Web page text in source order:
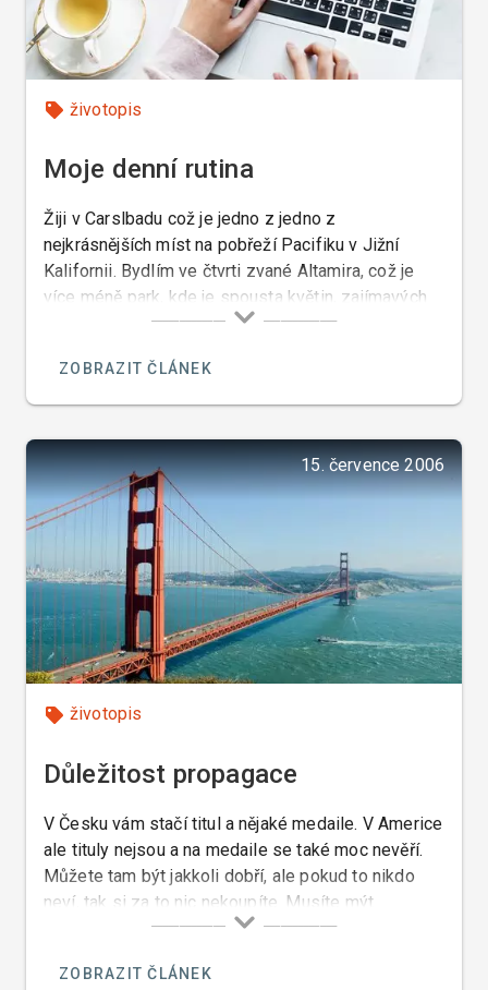
životopis
Moje denní rutina
Žiji v Carslbadu což je jedno z jedno z
nejkrásnějších míst na pobřeží Pacifiku v Jižní
Kalifornii. Bydlím ve čtvrti zvané Altamira, což je
více méně park, kde je spousta květin, zajímavých
palem, stromů a keřů, takže se ta čtvrť dá nazvat
lidem, ale i všem zvířatům.
ZOBRAZIT ČLÁNEK
15. července 2006
životopis
Důležitost propagace
V Česku vám stačí titul a nějaké medaile. V Americe
ale tituly nejsou a na medaile se také moc nevěří.
Můžete tam být jakkoli dobří, ale pokud to nikdo
neví, tak si za to nic nekoupíte. Musíte mýt
neustále vidět, propagovat se a nesmíte být
ZOBRAZIT ČLÁNEK